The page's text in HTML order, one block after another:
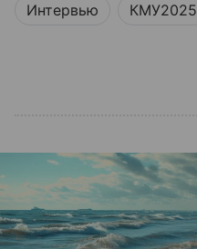
Интервью КМУ2025